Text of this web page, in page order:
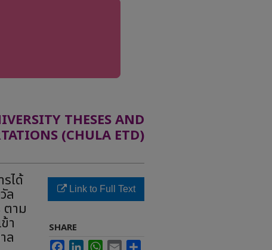
THESES AND
(CHULA ETD)
ได้
ล
าม
า
ล
Link to Full Text
SHARE
FacebookLinkedInWhatsApp
Email